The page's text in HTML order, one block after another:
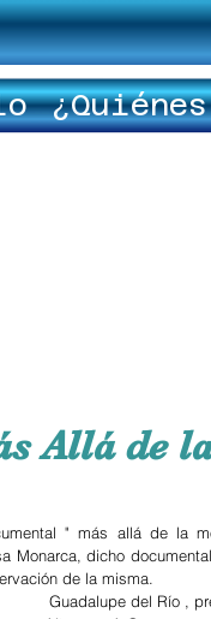
Allá de
" más allá de la
Monarca, dicho
de la misma.